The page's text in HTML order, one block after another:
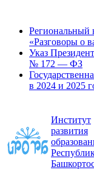
Региональный
«Разговоры о
Указ
№ 172 — ФЗ
в 2024 и 2025
Институт
развития